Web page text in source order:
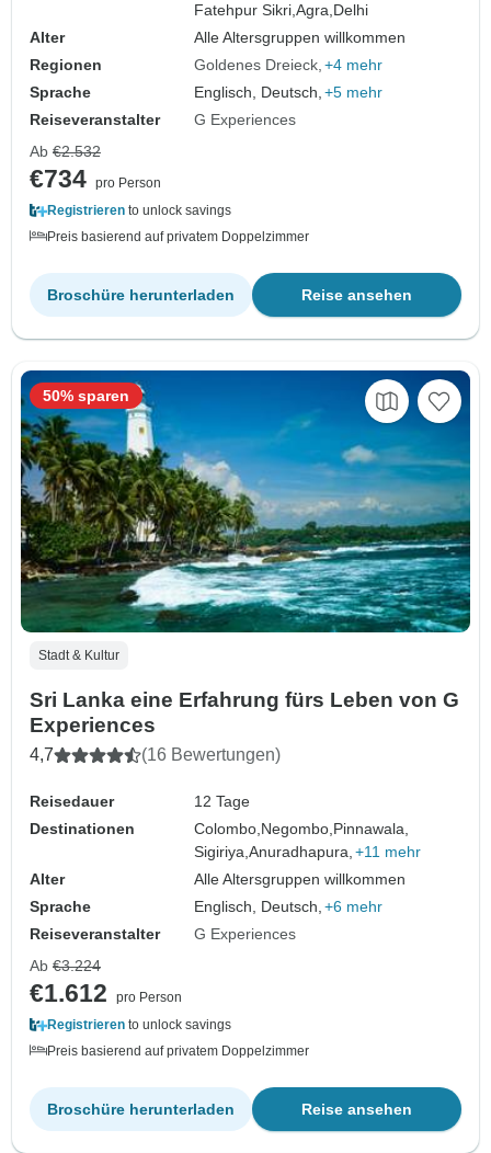
Fatehpur Sikri,Agra,Delhi
Alter
Alle Altersgruppen willkommen
Regionen
Goldenes Dreieck +4 mehr
Sprache
Englisch, Deutsch, +5 mehr
Reiseveranstalter
G Experiences
Ab €2.532
€734 pro Person
Registrieren to unlock savings
Preis basierend auf privatem Doppelzimmer
Reise ansehen
Broschüre herunterladen
Stadt & Kultur
Sri Lanka eine Erfahrung fürs Leben von G
Experiences
4,7 (16 Bewertungen)
Reisedauer
12 Tage
Destinationen
Colombo,Negombo,Pinnawala,
Sigiriya,Anuradhapura, +11 mehr
Alter
Alle Altersgruppen willkommen
Sprache
Englisch, Deutsch, +6 mehr
Reiseveranstalter
G Experiences
50% sparen
Ab €3.224
€1.612
pro Person
Registrieren to unlock savings
Preis basierend auf privatem Doppelzimmer
Reise ansehen
Broschüre herunterladen